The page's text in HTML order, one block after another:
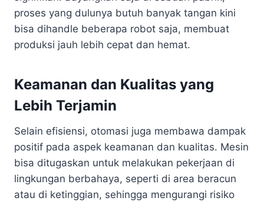
proses yang dulunya butuh banyak tangan kini
bisa dihandle beberapa robot saja, membuat
produksi jauh lebih cepat dan hemat.
Keamanan dan Kualitas yang
Lebih Terjamin
Selain efisiensi, otomasi juga membawa dampak
positif pada aspek keamanan dan kualitas. Mesin
bisa ditugaskan untuk melakukan pekerjaan di
lingkungan berbahaya, seperti di area beracun
atau di ketinggian, sehingga mengurangi risiko